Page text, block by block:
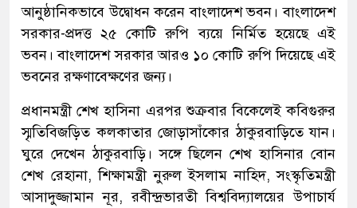
আনুষ্ঠানিকভাবে উদ্বোধন করেন বাংলাদেশ ভবন। বাংলাদেশ
সরকার-প্রদত্ত ২৫ কোটি রুপি ব্যয়ে নির্মিত হয়েছে এই
ভবন। বাংলাদেশ সরকার আরও ১০ কোটি রুপি দিয়েছে এই
ভবনের রক্ষণাবেক্ষণের জন্য।
প্রধানমন্ত্রী শেখ হাসিনা এরপর শুক্রবার বিকেলেই কবিগুরুর
স্মৃতিবিজড়িত কলকাতার জোড়াসাঁকোর ঠাকুরবাড়িতে যান।
ঘুরে দেখেন ঠাকুরবাড়ি। সঙ্গে ছিলেন শেখ হাসিনার বোন
শেখ রেহানা, শিক্ষামন্ত্রী নুরুল ইসলাম নাহিদ, সংস্কৃতিমন্ত্রী
আসাদুজ্জামান নূর, রবীন্দ্রভারতী বিশ্ববিদ্যালয়ের উপাচার্য